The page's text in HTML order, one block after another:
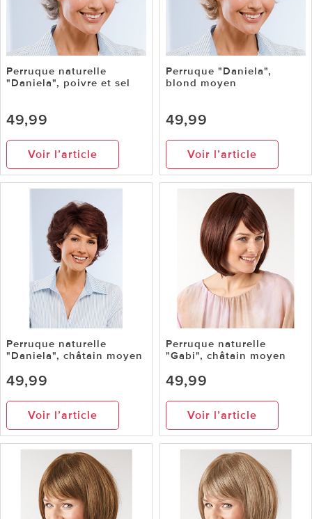
Perruque naturelle
"Daniela", poivre et sel
49,99
Voir l’article
Perruque "Daniela",
blond moyen
49,99
Voir l’article
Perruque naturelle
"Daniela", châtain moyen
49,99
Voir l’article
Perruque naturelle
"Gabi", châtain moyen
49,99
Voir l’article